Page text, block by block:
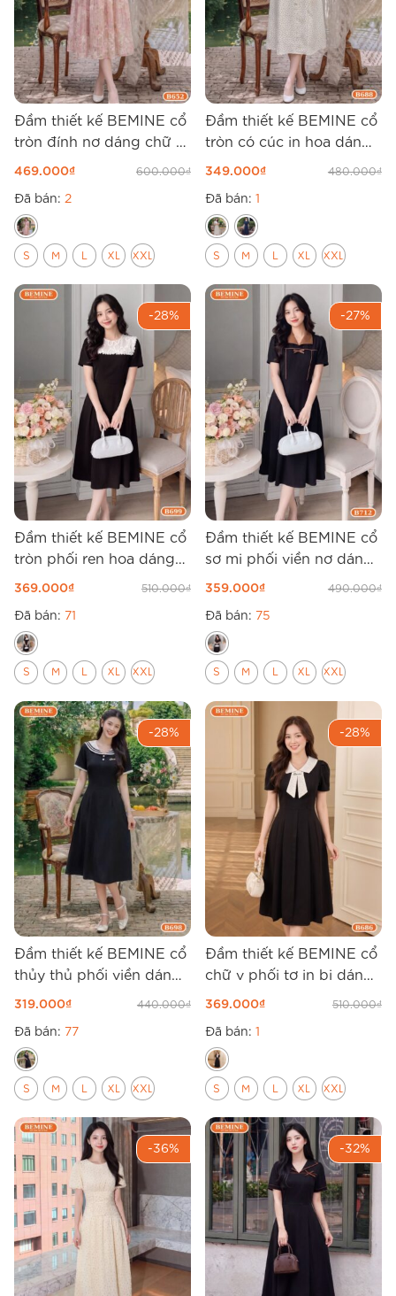
Đầm thiết kế BEMINE cổ
tròn đính nơ dáng chữ A
B652
469.000₫ 600.000₫
Đã bán: 2
S M L XL XXL
Đầm thiết kế BEMINE cổ
tròn có cúc in hoa dáng
dài B688
349.000₫ 480.000₫
Đã bán: 1
S M L XL XXL
-28%
Đầm thiết kế BEMINE cổ
tròn phối ren hoa dáng
chữ A B699
369.000₫ 510.000₫
Đã bán: 71
S M L XL XXL
-27%
Đầm thiết kế BEMINE cổ
sơ mi phối viền nơ dáng
chữ A B712
359.000₫ 490.000₫
Đã bán: 75
S M L XL XXL
-28%
Đầm thiết kế BEMINE cổ
thủy thủ phối viền dáng
chữ A B698
319.000₫ 440.000₫
Đã bán: 77
S M L XL XXL
-28%
Đầm thiết kế BEMINE cổ
chữ v phối tơ in bi dáng
chữ A B686
369.000₫ 510.000₫
Đã bán: 1
S M L XL XXL
-36% -32%